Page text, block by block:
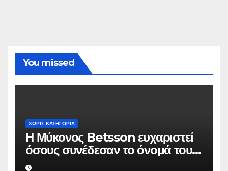
You missed
ΧΩΡΊΣ ΚΑΤΗΓΟΡΊΑ
Η Μύκονος Betsson ευχαριστεί
όσους συνέδεσαν το όνομά τους
με την ιστορική χρονιά